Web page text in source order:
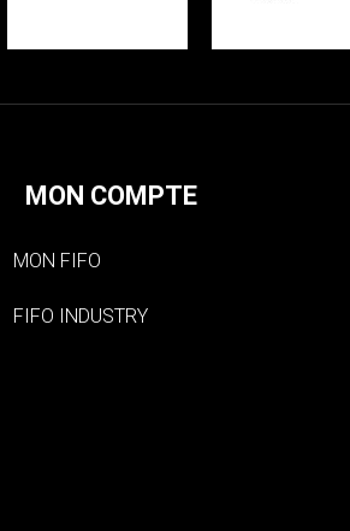
MON COMPTE
MON FIFO
FIFO INDUSTRY